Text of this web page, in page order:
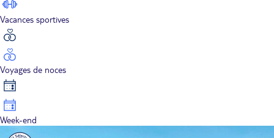
Vacances sportives
Voyages de noces
Week-end